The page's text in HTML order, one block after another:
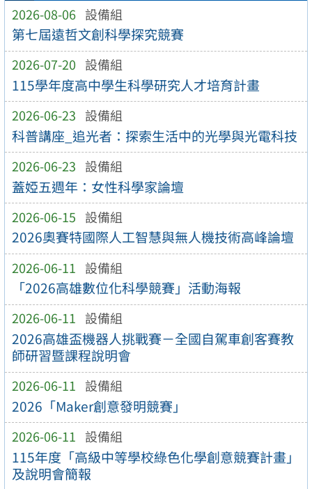
2026-08-06 設備組
第七屆遠哲文創科學探究競賽
2026-07-20 設備組
115學年度高中學生科學研究人才培育計畫
2026-06-23 設備組
科普講座_追光者：探索生活中的光學與光電科技
2026-06-23 設備組
蓋婭五週年：女性科學家論壇
2026-06-15 設備組
2026奧賽特國際人工智慧與無人機技術高峰論壇
2026-06-11 設備組
「2026高雄數位化科學競賽」活動海報
2026-06-11 設備組
2026高雄盃機器人挑戰賽－全國自駕車創客賽教
師研習暨課程說明會
2026-06-11 設備組
2026「Maker創意發明競賽」
2026-06-11 設備組
115年度「高級中等學校綠色化學創意競賽計畫」
及說明會簡報